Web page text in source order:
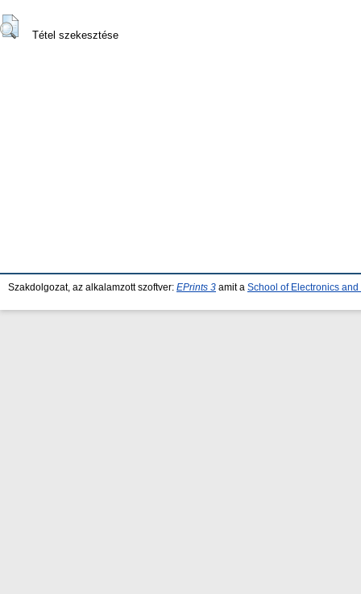
Tétel szekesztése
Szakdolgozat, az alkalamzott szoftver: EPrints 3 amit a School of Electronics